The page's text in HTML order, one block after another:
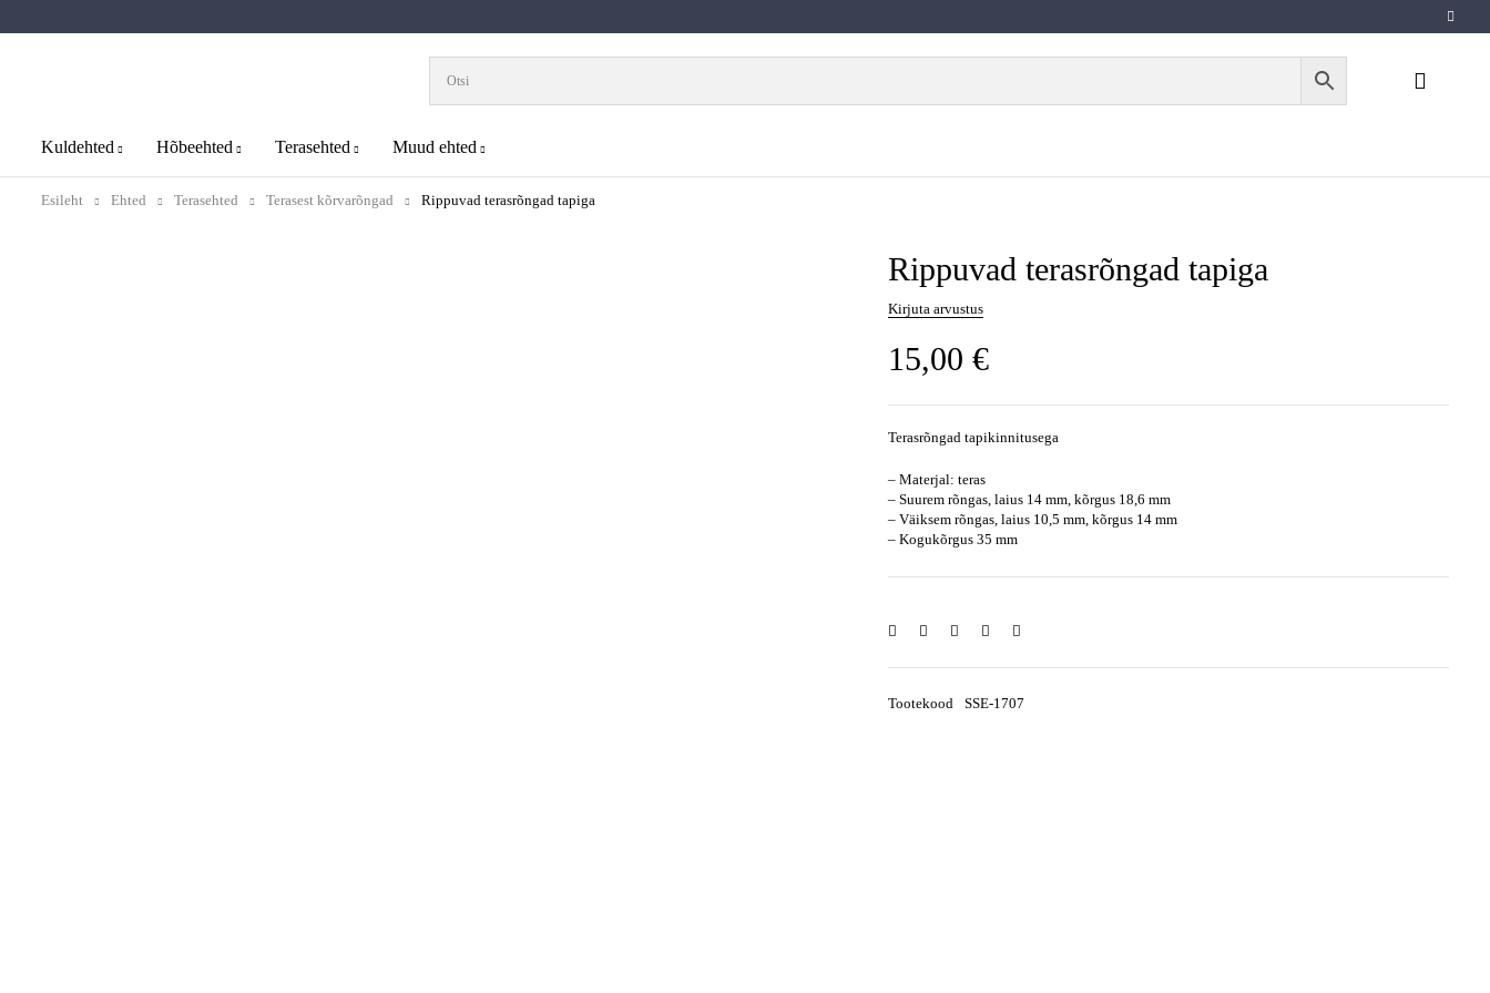
Kuldehted Hõbeehted Terasehted Muud ehted
Esileht Ehted Terasehted Terasest kõrvarõngad Rippuvad terasrõngad tapiga
Rippuvad terasrõngad tapiga
Kirjuta arvustus
15,00 €
Terasrõngad tapikinnitusega
– Materjal: teras
– Suurem rõngas, laius 14 mm, kõrgus 18,6 mm
– Väiksem rõngas, laius 10,5 mm, kõrgus 14 mm
– Kogukõrgus 35 mm
Tootekood SSE-1707